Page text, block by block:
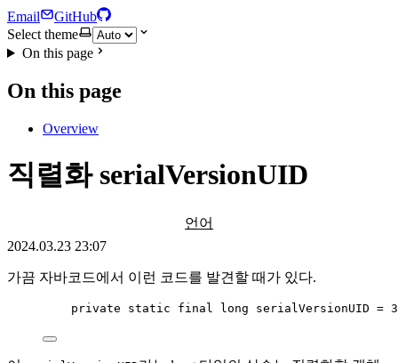
Email
GitHub
Select theme
On this page
On this page
Overview
직렬화 serialVersionUID
언어
2024.03.23 23:07
가끔 자바코드에서 이런 코드를 발견할 때가 있다.
private static final long serialVersionUID =